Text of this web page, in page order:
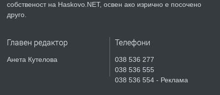
ПРЕДЛАГА
Продавам парцел в гр. Хасково кв.
СГЛОБЯВАНЕ НА МЕБЕЛИ.
собственост на Haskovo.NET, освен ако изрично е посочено
друго.
Главен редактор
Анета Кутелова
Телефони
038 536 277
038 536 555
038 536 554 - Реклама